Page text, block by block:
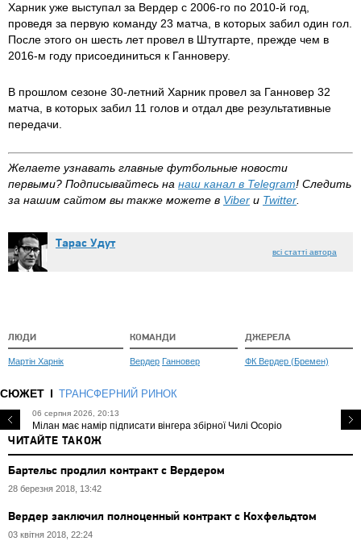
Харник уже выступал за Вердер с 2006-го по 2010-й год,
проведя за первую команду 23 матча, в которых забил один гол.
После этого он шесть лет провел в Штутгарте, прежде чем в
2016-м году присоединиться к Ганноверу.
В прошлом сезоне 30-летний Харник провел за Ганновер 32
матча, в которых забил 11 голов и отдал две результативные
передачи.
Желаете узнавать главные футбольные новости
первыми? Подписывайтесь на наш канал в Telegram! Следить
за нашим сайтом вы также можете в Viber и Twitter.
Тарас Удут
всі статті автора
ЛЮДИ
Мартін Харнік
КОМАНДИ
Вердер Ганновер
ДЖЕРЕЛА
ФК Вердер (Бремен)
СЮЖЕТ ТРАНСФЕРНИЙ РИНОК
06 серпня 2026, 20:13
Мілан має намір підписати вінгера збірної Чилі Осоріо
ЧИТАЙТЕ ТАКОЖ
Бартельс продлил контракт с Вердером
28 березня 2018, 13:42
Вердер заключил полноценный контракт с Кохфельдтом
03 квітня 2018, 22:24